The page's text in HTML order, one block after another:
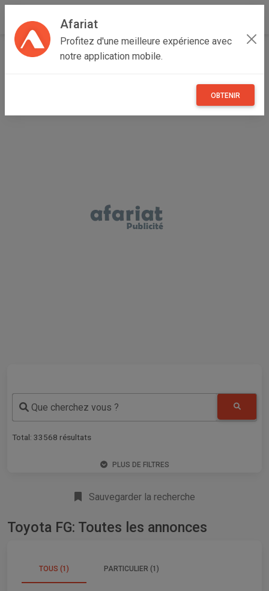
Afariat
Profitez d'une meilleure expérience avec
notre application mobile.
OBTENIR
Accueil Recherche Véhicules
Que cherchez vous ?
Total: 33568 résultats
PLUS DE FILTRES
Sauvegarder la recherche
Toyota FG: Toutes les annonces
TOUS (1) PARTICULIER (1)